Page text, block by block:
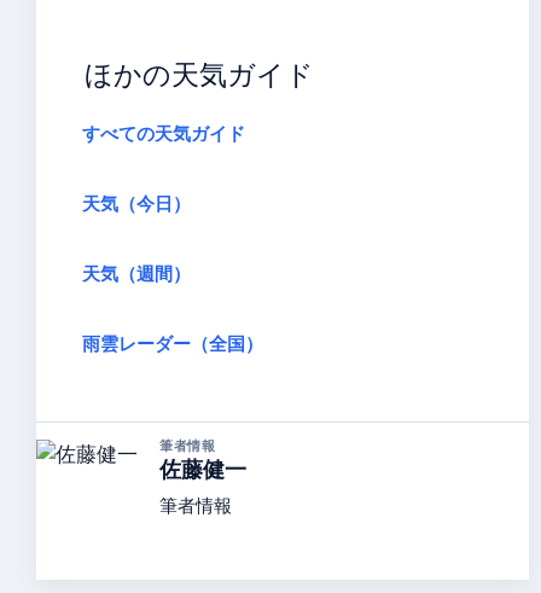
ほかの天気ガイド
すべての天気ガイド
天気（今日）
天気（週間）
雨雲レーダー（全国）
筆者情報
佐藤健一
筆者情報